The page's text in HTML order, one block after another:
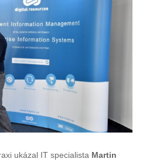
ukázal IT specialista Martin